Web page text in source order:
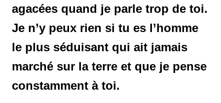
agacées quand je parle trop de toi.
Je n’y peux rien si tu es l’homme
le plus séduisant qui ait jamais
marché sur la terre et que je pense
constamment à toi.